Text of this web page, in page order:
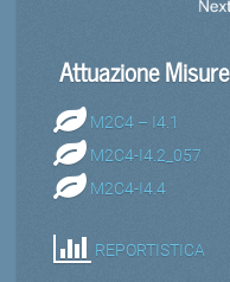
Attuazione
M2C4 – I4.1
M2C4-I4.2_057
M2C4-I4.4
REPORTISTICA